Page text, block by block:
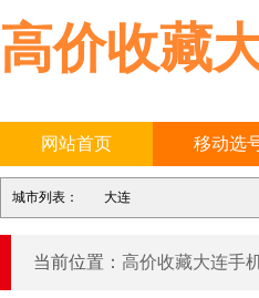
高价收藏
网站首页 移动选
城市列表： 大连
当前位置： 高价收藏大连手